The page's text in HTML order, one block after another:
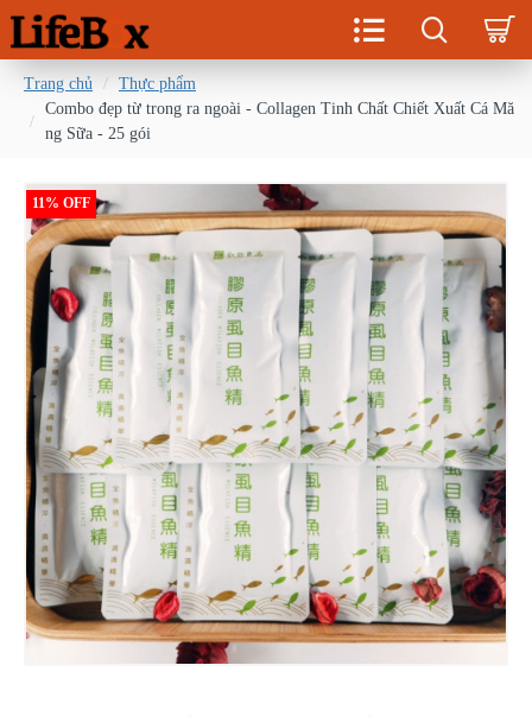
Trang chủ
Thực phẩm
Combo đẹp từ trong ra ngoài - Collagen Tinh Chất Chiết Xuất Cá Mă
ng Sữa - 25 gói
11% OFF